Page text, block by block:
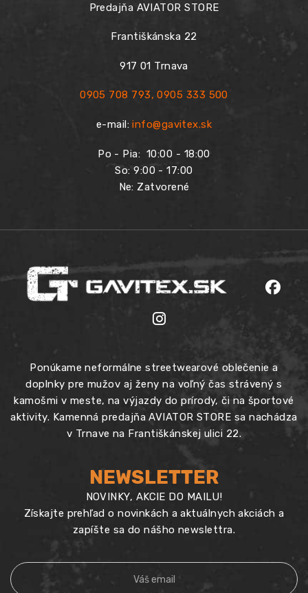
Predajňa AVIATOR STORE
Františkánska 22
917 01 Trnava
0905 708 793,0905 333 500
e-mail:info@gavitex.sk
Po - Pia:10:00 - 18:00
So: 9:00 - 17:00
Ne: Zatvorené
Ponúkame neformálne streetwearové oblečenie a
doplnky pre mužov aj ženy na voľný čas strávený s
kamošmi v meste, na výjazdy do prírody, či na športové
aktivity. Kamenná predajňa AVIATOR STORE sa nachádza
v Trnave na Františkánskej ulici 22.
NEWSLETTER
NOVINKY, AKCIE DO MAILU!
Získajte prehľad o novinkách a aktuálnych akciách a
zapíšte sa do nášho newslettra.